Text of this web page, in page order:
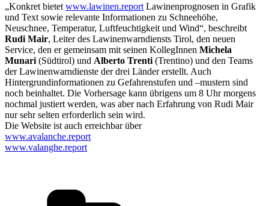
„Konkret bietet www.lawinen.report Lawinenprognosen in Grafik
und Text sowie relevante Informationen zu Schneehöhe,
Neuschnee, Temperatur, Luftfeuchtigkeit und Wind“, beschreibt
Rudi Mair, Leiter des Lawinenwarndiensts Tirol, den neuen
Service, den er gemeinsam mit seinen KollegInnen Michela
Munari (Südtirol) und Alberto Trenti (Trentino) und den Teams
der Lawinenwarndienste der drei Länder erstellt. Auch
Hintergrundinformationen zu Gefahrenstufen und –mustern sind
noch beinhaltet. Die Vorhersage kann übrigens um 8 Uhr morgens
nochmal justiert werden, was aber nach Erfahrung von Rudi Mair
nur sehr selten erforderlich sein wird.
Die Website ist auch erreichbar über
www.avalanche.report
www.valanghe.report